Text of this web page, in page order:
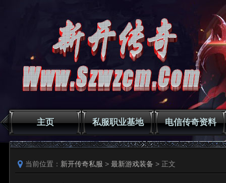
主页 私服职业基地 电信传奇资料
当前位置： 新开传奇私服 > 最新游戏装备 > 正文